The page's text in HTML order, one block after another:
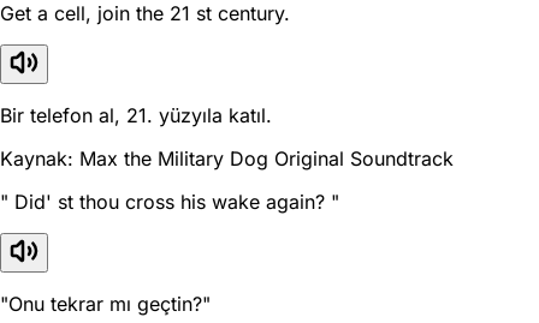
Get a cell, join the 21 st century.
Bir telefon al, 21. yüzyıla katıl.
Kaynak: Max the Military Dog Original Soundtrack
" Did' st thou cross his wake again? "
"Onu tekrar mı geçtin?"